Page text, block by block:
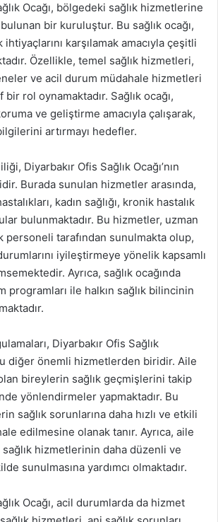
Ocağı, bölgedeki sağlık hizmetlerine
bir kuruluştur. Bu sağlık ocağı,
ihtiyaçlarını karşılamak amacıyla çeşitli
Özellikle, temel sağlık hizmetleri,
ve acil durum müdahale hizmetleri
rol oynamaktadır. Sağlık ocağı,
ve geliştirme amacıyla çalışarak,
artırmayı hedefler.
Diyarbakır Ofis Sağlık Ocağı’nın
Burada sunulan hizmetler arasında,
kadın sağlığı, kronik hastalık
bulunmaktadır. Bu hizmetler, uzman
personeli tarafından sunulmakta olup,
iyileştirmeye yönelik kapsamlı
Ayrıca, sağlık ocağında
programları ile halkın sağlık bilincinin
Diyarbakır Ofis Sağlık
diğer önemli hizmetlerden biridir. Aile
bireylerin sağlık geçmişlerini takip
yönlendirmeler yapmaktadır. Bu
sağlık sorunlarına daha hızlı ve etkili
edilmesine olanak tanır. Ayrıca, aile
hizmetlerinin daha düzenli ve
sunulmasına yardımcı olmaktadır.
Ocağı, acil durumlarda da hizmet